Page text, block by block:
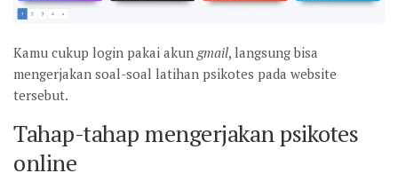
Kamu cukup login pakai akungmail, langsung bisa
mengerjakan soal-soal latihan psikotes pada website
tersebut.
Tahap-tahap mengerjakan psikotes
online